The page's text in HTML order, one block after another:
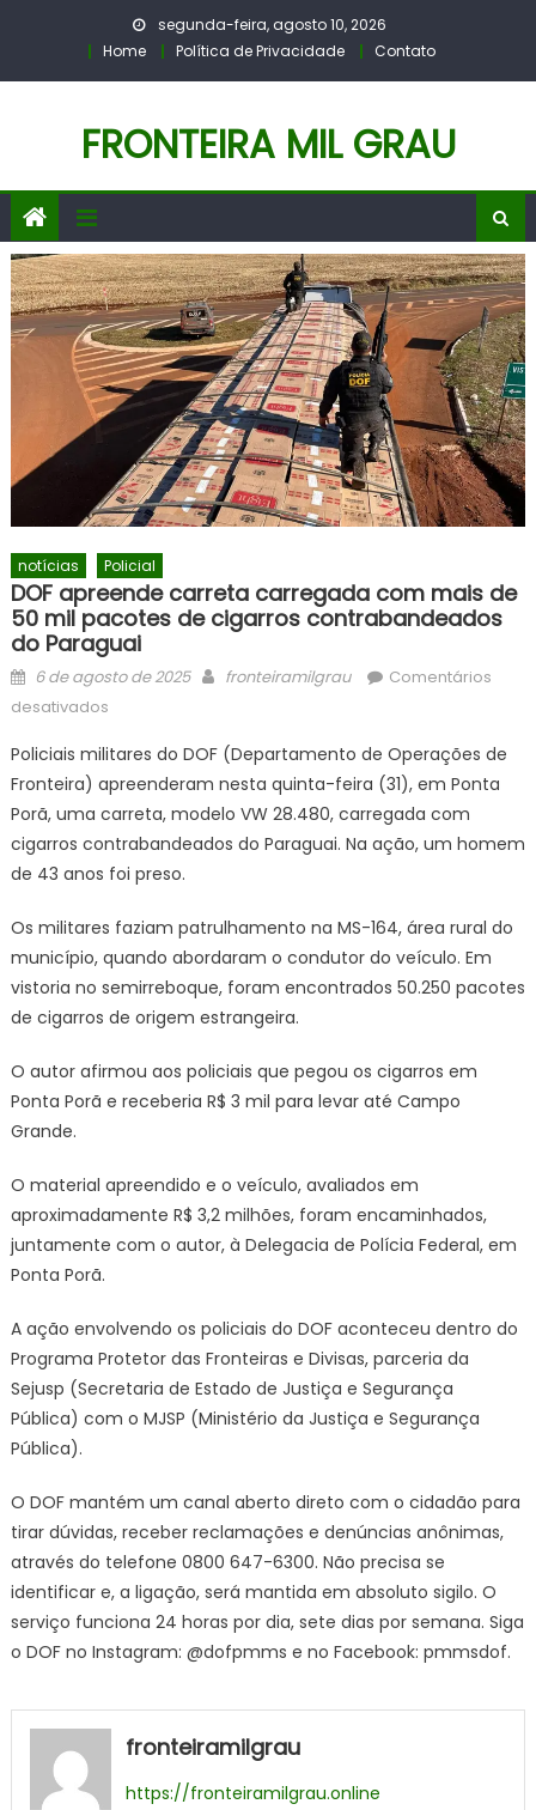
segunda-feira, agosto 10, 2026
Home
Política de Privacidade Contato
FRONTEIRA MIL GRAU
notícias Policial
DOF apreende carreta carregada com mais de
50 mil pacotes de cigarros contrabandeados
do Paraguai
Posted
on
6 de agosto de 2025 Author
fronteiramilgrau
Comentários
desativadosem
apreende
carreta
carregada
com
mais
50
mil
pacotes
de
cigarros
contrabandeados
Policiais militares do DOF (Departamento de Operações de
Fronteira) apreenderam nesta quinta-feira (31), em Ponta
Porã, uma carreta, modelo VW 28.480, carregada com
cigarros contrabandeados do Paraguai. Na ação, um homem
de 43 anos foi preso.
Os militares faziam patrulhamento na MS-164, área rural do
município, quando abordaram o condutor do veículo. Em
vistoria no semirreboque, foram encontrados 50.250 pacotes
de cigarros de origem estrangeira.
O autor afirmou aos policiais que pegou os cigarros em
Ponta Porã e receberia R$ 3 mil para levar até Campo
Grande.
O material apreendido e o veículo, avaliados em
aproximadamente R$ 3,2 milhões, foram encaminhados,
juntamente com o autor, à Delegacia de Polícia Federal, em
Ponta Porã.
A ação envolvendo os policiais do DOF aconteceu dentro do
Programa Protetor das Fronteiras e Divisas, parceria da
Sejusp (Secretaria de Estado de Justiça e Segurança
Pública) com o MJSP (Ministério da Justiça e Segurança
Pública).
O DOF mantém um canal aberto direto com o cidadão para
tirar dúvidas, receber reclamações e denúncias anônimas,
através do telefone 0800 647-6300. Não precisa se
identificar e, a ligação, será mantida em absoluto sigilo. O
serviço funciona 24 horas por dia, sete dias por semana. Siga
o DOF no Instagram: @dofpmms e no Facebook: pmmsdof.
fronteiramilgrau
https://fronteiramilgrau.online